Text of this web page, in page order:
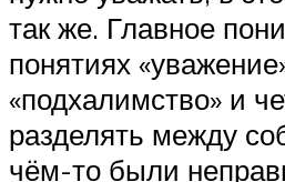
так же. Главное
понятиях
«подхалимство» и
разделять между
чём-то были